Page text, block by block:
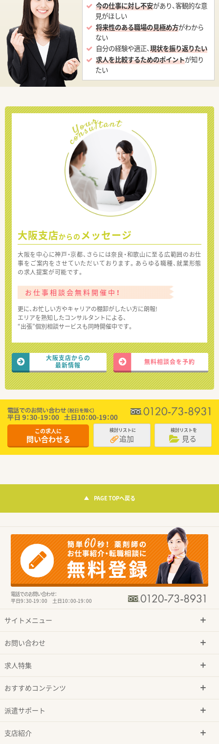
今の仕事に対し不安があり、客観的な意
見がほしい
将来性のある職場の見極め方がわから
ない
自分の経験や適正、現状を振り返りたい
求人を比較するためのポイントが知り
たい
大阪支店からの メッセージ
大阪を中心に神戸・京都、さらには奈良・和歌山に至る広範囲のお仕
事をご案内をさせていただいております。あらゆる職種、就業形態
の求人提案が可能です。
お仕事相談会無料開催中！
更に、お忙しい方やキャリアの棚卸がしたい方に朗報!
エリアを熟知したコンサルタントによる、
“出張”個別相談サービスも同時開催中です。
大阪支店からの
最新情報
無料相談会を予約
この求人に
問い合わせる
検討リストに
追加
検討リストを
見る
PAGE TOPへ戻る
電話でのお問い合わせ：
平日9：30-19：00 土日10：00-19：00
サイトメニュー
お問い合わせ
求人特集
おすすめコンテンツ
派遣サポート
支店紹介